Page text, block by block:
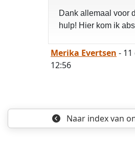
Dank allemaal voor
hulp! Hier kom ik
Merika Evertsen -
12:56
Naar indexvan